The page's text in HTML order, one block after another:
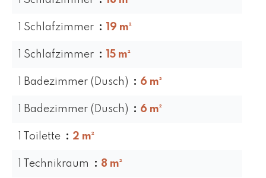
1 Schlafzimmer 19 m²
1 Schlafzimmer 15 m²
1 Badezimmer (Dusch) 6 m²
1 Badezimmer (Dusch) 6 m²
1 Toilette 2 m²
1 Technikraum 8 m²